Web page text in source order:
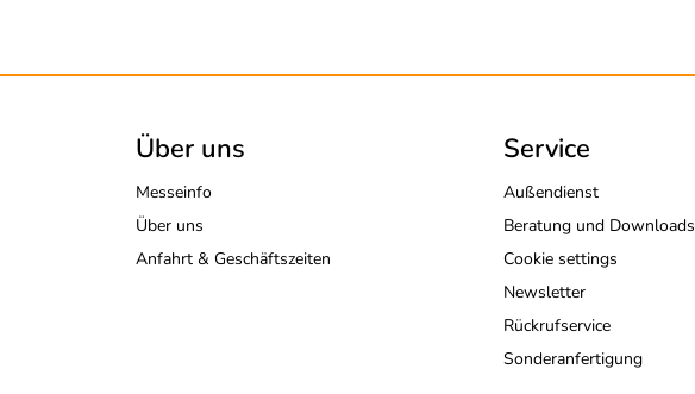
Über uns
Messeinfo
Über uns
Anfahrt & Geschäftszeiten
Service
Außendienst
Beratung und Downloads
Cookie settings
Newsletter
Rückrufservice
Sonderanfertigung